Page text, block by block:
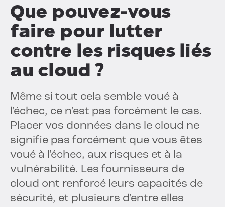
Que pouvez-vous
faire pour lutter
contre les risques liés
au cloud ?
Même si tout cela semble voué à
l'échec, ce n'est pas forcément le cas.
Placer vos données dans le cloud ne
signifie pas forcément que vous êtes
voué à l'échec, aux risques et à la
vulnérabilité. Les fournisseurs de
cloud ont renforcé leurs capacités de
sécurité, et plusieurs d'entre elles